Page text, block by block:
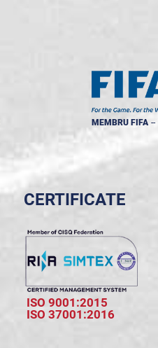
MEMBRU FIFA --
CERTIFICATE
ISO 9001:2015
ISO 37001:2016